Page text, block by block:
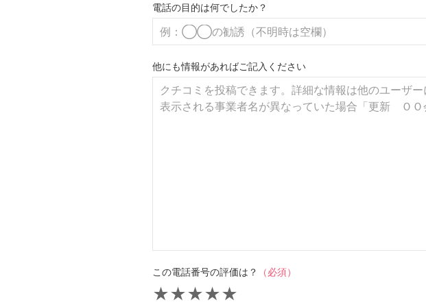
電話の目的は何でしたか？
他にも情報があればご記入ください
この電話番号の評価は？ （必須）
★
★
★
★
★